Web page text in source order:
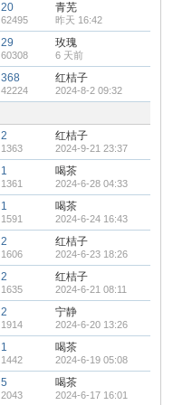
20
62495
青芜
昨天 16:42
29
60308
玫瑰
6 天前
368
42224
红桔子
2024-8-2 09:32
2
1363
红桔子
2024-9-21 23:37
1
1361
喝茶
2024-6-28 04:33
1
1591
喝茶
2024-6-24 16:43
2
1606
红桔子
2024-6-23 18:26
2
1635
红桔子
2024-6-21 08:11
2
1914
宁静
2024-6-20 13:26
1
1442
喝茶
2024-6-19 05:08
5
2043
喝茶
2024-6-17 16:01